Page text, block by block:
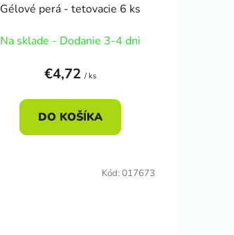
Gélové perá - tetovacie 6 ks
Na sklade - Dodanie 3-4 dni
€4,72/ ks
DO KOŠÍKA
Kód: 017673